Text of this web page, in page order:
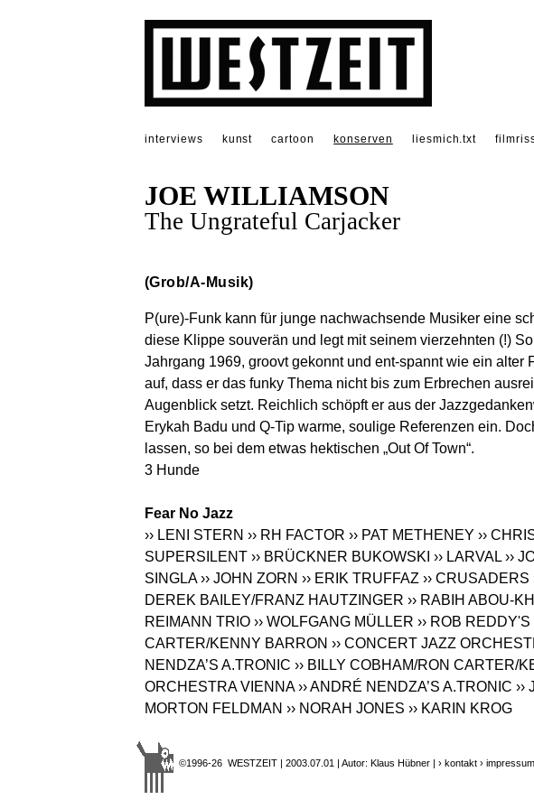
interviews kunst cartoon konserven liesmich.txt
JOE WILLIAMSON
The Ungrateful Carjacker
(Grob/A-Musik)
P(ure)-Funk kann für junge nachwachsende Musiker eine
diese Klippe souverän und legt mit seinem vierzehnten (!)
Jahrgang 1969, groovt gekonnt und ent-spannt wie ein
auf, dass er das funky Thema nicht bis zum Erbrechen
Augenblick setzt. Reichlich schöpft er aus der
Erykah Badu und Q-Tip warme, soulige Referenzen ein.
lassen, so bei dem etwas hektischen „Out Of Town“.
3 Hunde
Fear No Jazz
›› LENI STERN ›› RH FACTOR ›› PAT METHENEY ››
SUPERSILENT ›› BRÜCKNER BUKOWSKI ›› LARVAL ››
SINGLA ›› JOHN ZORN ›› ERIK TRUFFAZ ›› CRUSADERS
DEREK BAILEY/FRANZ HAUTZINGER ›› RABIH ABOU-
REIMANN TRIO ›› WOLFGANG MÜLLER ›› ROB
CARTER/KENNY BARRON ›› CONCERT JAZZ
NENDZA’S A.TRONIC ›› BILLY COBHAM/RON CARTER/
ORCHESTRA VIENNA ›› ANDRÉ NENDZA’S A.TRONIC
MORTON FELDMAN ›› NORAH JONES ›› KARIN KROG
©1996-26 WESTZEIT | 2003.07.01 | Autor: Klaus Hübner | › kontakt › impressum